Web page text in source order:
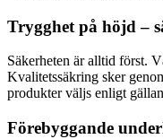
Trygghet på höjd –
Säkerheten är alltid först.
Kvalitetssäkring sker
produkter väljs enligt
Förebyggande